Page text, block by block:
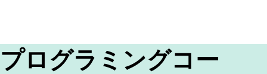
プログラミングコー